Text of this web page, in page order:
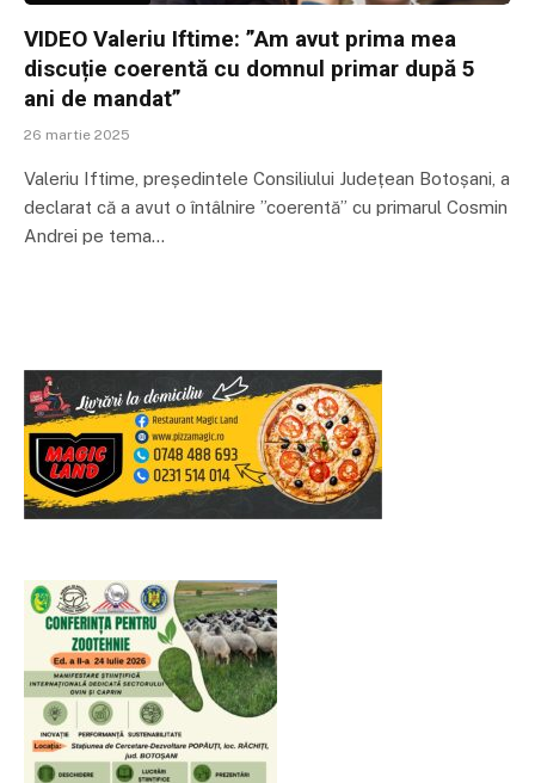
VIDEO Valeriu Iftime: ”Am avut prima mea
discuție coerentă cu domnul primar după 5
ani de mandat”
26 martie 2025
Valeriu Iftime, președintele Consiliului Județean Botoșani, a
declarat că a avut o întâlnire ”coerentă” cu primarul Cosmin
Andrei pe tema…